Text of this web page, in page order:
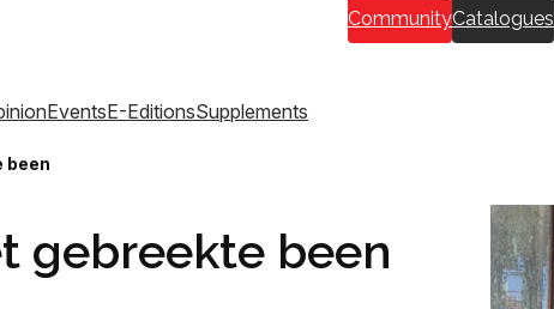
CommunityCatalogues
EventsE-EditionsSupplements
been
gebreekte been